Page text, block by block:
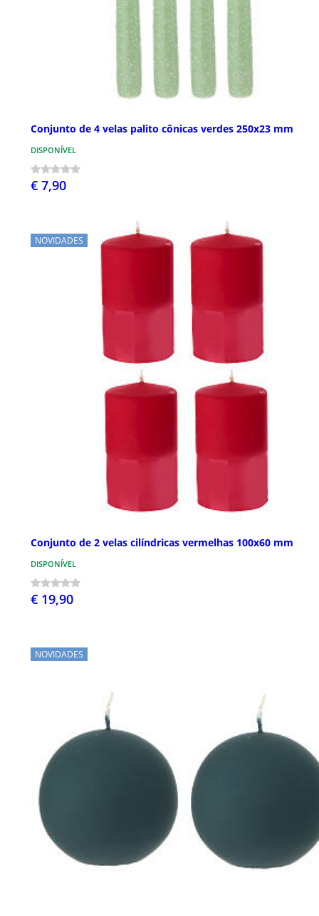
Conjunto de 4 velas palito cônicas verdes 250x23 mm
DISPONÍVEL
€ 7,90
NOVIDADES
Conjunto de 2 velas cilíndricas vermelhas 100x60 mm
DISPONÍVEL
€ 19,90
NOVIDADES